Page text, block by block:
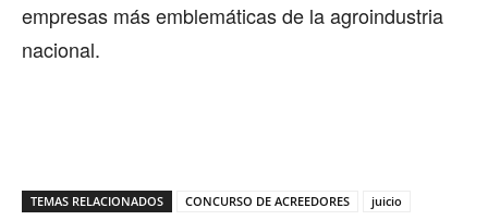
empresas más emblemáticas de la agroindustria
nacional.
TEMAS RELACIONADOS CONCURSO DE ACREEDORES
juicio